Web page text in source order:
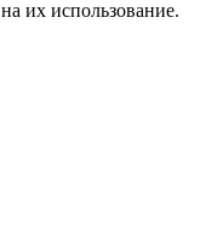
на их использование.